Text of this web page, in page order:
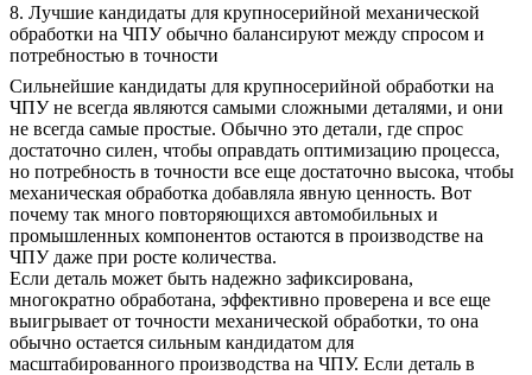
8. Лучшие кандидаты для крупносерийной механической
обработки на ЧПУ обычно балансируют между спросом и
потребностью в точности
Сильнейшие кандидаты для крупносерийной обработки на
ЧПУ не всегда являются самыми сложными деталями, и они
не всегда самые простые. Обычно это детали, где спрос
достаточно силен, чтобы оправдать оптимизацию процесса,
но потребность в точности все еще достаточно высока, чтобы
механическая обработка добавляла явную ценность. Вот
почему так много повторяющихся автомобильных и
промышленных компонентов остаются в производстве на
ЧПУ даже при росте количества.
Если деталь может быть надежно зафиксирована,
многократно обработана, эффективно проверена и все еще
выигрывает от точности механической обработки, то она
обычно остается сильным кандидатом для
масштабированного производства на ЧПУ. Если деталь в